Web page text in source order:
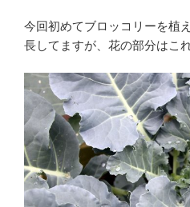
今回初めてブロッコリーを植
長してますが、花の部分はこ